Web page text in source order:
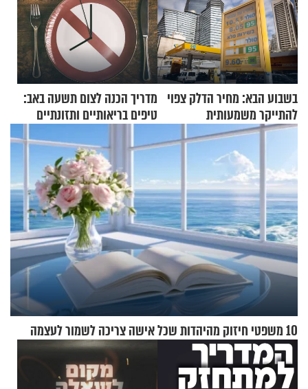
בשבוע הבא: מחיר הדלק צפוי
להתייקר משמעותית
מדריך הכנה לצום תשעה באב:
טיפים בריאותיים ותזונתיים
10 משפטי חיזוק מהיהדות שכל אישה צריכה לשמור לעצמה